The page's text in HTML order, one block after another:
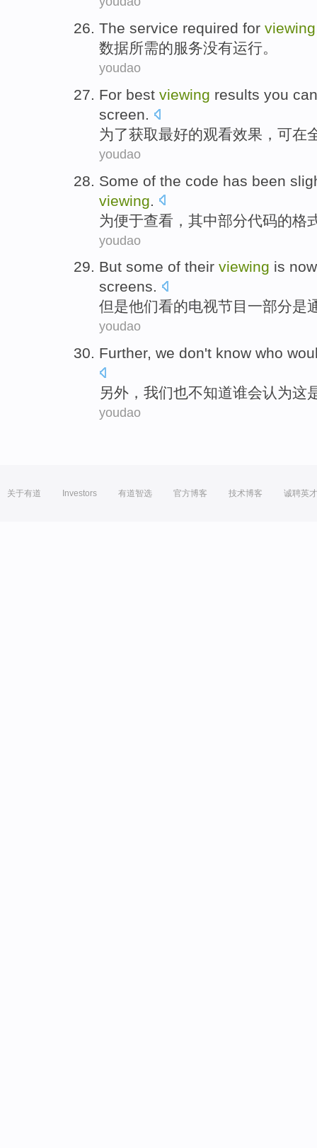
The service required for viewing
数据所需的服务没有运行。
youdao
For best viewing results you can
screen.
为了获取最好的观看效果 ， 可在
youdao
Some of the code has been
viewing
为便于查看 ，其中部分代码的格
youdao
But some of their viewing is
screens.
但是他们看的电视节目 一部分是
youdao
Further, we don't know who
另外 ， 我们也不知道谁会认为这
youdao
关于有道 Investors 有道智选 官方博客 技术博客 诚聘英才